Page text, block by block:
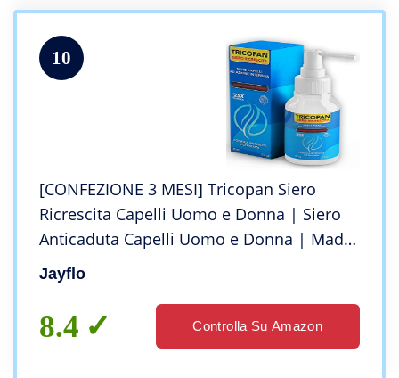
10
[CONFEZIONE 3 MESI] Tricopan Siero
Ricrescita Capelli Uomo e Donna | Siero
Anticaduta Capelli Uomo e Donna | Made
in Italy | Crescita Capelli Veloce Donna e
Uomo
Jayflo
8.4 Controlla Su Amazon